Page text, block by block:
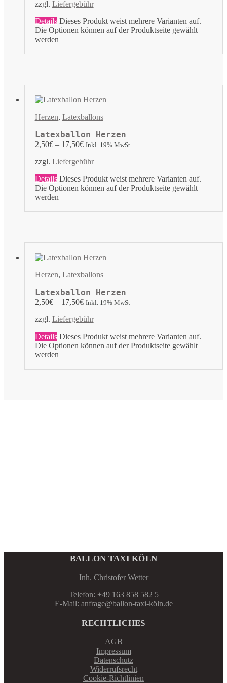
zzgl. Liefergebühr
Details Dieses Produkt weist mehrere Varianten auf.
Die Optionen können auf der Produktseite gewählt
werden
Herzen, Latexballons
Latexballon Herzen
2,50€– 17,50€ Inkl. 19% MwSt
zzgl. Liefergebühr
Details Dieses Produkt weist mehrere Varianten auf.
Die Optionen können auf der Produktseite gewählt
werden
Herzen, Latexballons
Latexballon Herzen
2,50€– 17,50€ Inkl. 19% MwSt
zzgl. Liefergebühr
Details Dieses Produkt weist mehrere Varianten auf.
Die Optionen können auf der Produktseite gewählt
werden
BALLON TAXI KÖLN
Inh. Christofer Wetter
Telefon: +49 163 858 582 5
E-Mail: anfrage@ballon-taxi-köln.de
RECHTLICHES
AGB
Impressum
Datenschutz
Widerrufsrecht
Cookie-Richtlinien